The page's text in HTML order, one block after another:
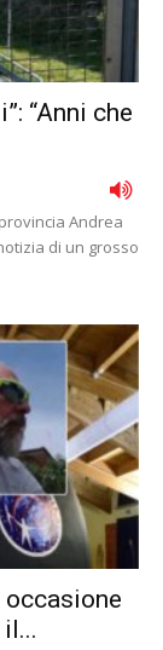
“Anni che
Andrea
di un grosso
occasione